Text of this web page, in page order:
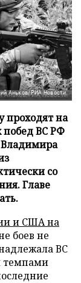
Аньков/РИА Новости
проходят на
побед ВС РФ
со
Главе
и США на
боев не
ВС
темпами